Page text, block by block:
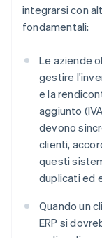
integrarsi con
fondamentali:
Le aziende
gestire
e la
aggiunto
devono
clienti,
questi
duplicati ed
Quando un
ERP si